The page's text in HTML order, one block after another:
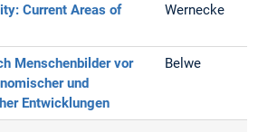
Current Areas of
Wernecke
Menschenbilder vor
und
Entwicklungen
Belwe